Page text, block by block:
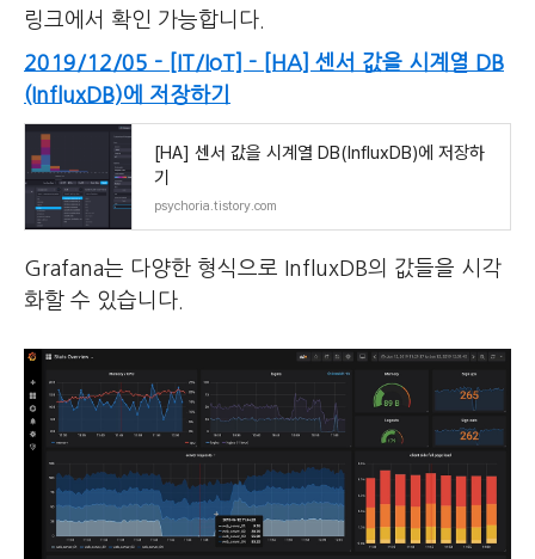
링크에서 확인 가능합니다.
2019/12/05 - [IT/IoT] - [HA] 센서 값을 시계열 DB
(InfluxDB)에 저장하기
[HA] 센서 값을 시계열 DB(InfluxDB)에 저장하
기
psychoria.tistory.com
Grafana는 다양한 형식으로 InfluxDB의 값들을 시각
화할 수 있습니다.